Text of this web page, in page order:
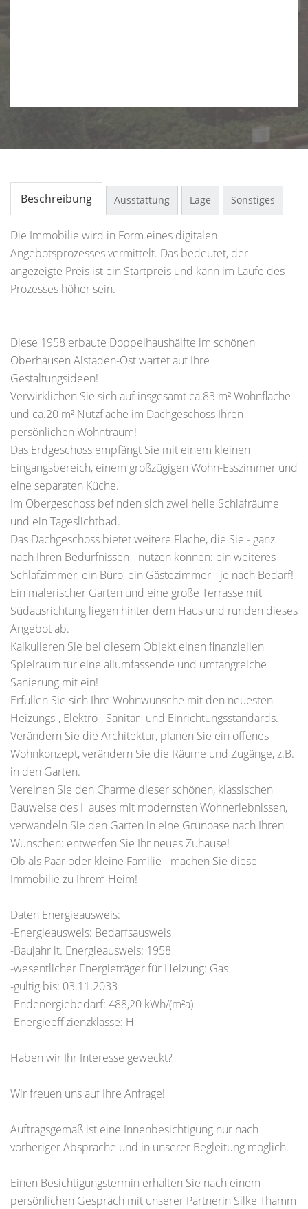
Beschreibung Ausstattung Lage Sonstiges
Die Immobilie wird in Form eines digitalen
Angebotsprozesses vermittelt. Das bedeutet, der
angezeigte Preis ist ein Startpreis und kann im Laufe des
Prozesses höher sein.
Diese 1958 erbaute Doppelhaushälfte im schönen
Oberhausen Alstaden-Ost wartet auf Ihre
Gestaltungsideen!
Verwirklichen Sie sich auf insgesamt ca.83 m² Wohnfläche
und ca.20 m² Nutzfläche im Dachgeschoss Ihren
persönlichen Wohntraum!
Das Erdgeschoss empfängt Sie mit einem kleinen
Eingangsbereich, einem großzügigen Wohn-Esszimmer und
eine separaten Küche.
Im Obergeschoss befinden sich zwei helle Schlafräume
und ein Tageslichtbad.
Das Dachgeschoss bietet weitere Fläche, die Sie - ganz
nach Ihren Bedürfnissen - nutzen können: ein weiteres
Schlafzimmer, ein Büro, ein Gästezimmer - je nach Bedarf!
Ein malerischer Garten und eine große Terrasse mit
Südausrichtung liegen hinter dem Haus und runden dieses
Angebot ab.
Kalkulieren Sie bei diesem Objekt einen finanziellen
Spielraum für eine allumfassende und umfangreiche
Sanierung mit ein!
Erfüllen Sie sich Ihre Wohnwünsche mit den neuesten
Heizungs-, Elektro-, Sanitär- und Einrichtungsstandards.
Verändern Sie die Architektur, planen Sie ein offenes
Wohnkonzept, verändern Sie die Räume und Zugänge, z.B.
in den Garten.
Vereinen Sie den Charme dieser schönen, klassischen
Bauweise des Hauses mit modernsten Wohnerlebnissen,
verwandeln Sie den Garten in eine Grünoase nach Ihren
Wünschen: entwerfen Sie Ihr neues Zuhause!
Ob als Paar oder kleine Familie - machen Sie diese
Immobilie zu Ihrem Heim!
Daten Energieausweis:
-Energieausweis: Bedarfsausweis
-Baujahr lt. Energieausweis: 1958
-wesentlicher Energieträger für Heizung: Gas
-gültig bis: 03.11.2033
-Endenergiebedarf: 488,20 kWh/(m²a)
-Energieeffizienzklasse: H
Haben wir Ihr Interesse geweckt?
Wir freuen uns auf Ihre Anfrage!
Auftragsgemäß ist eine Innenbesichtigung nur nach
vorheriger Absprache und in unserer Begleitung möglich.
Einen Besichtigungstermin erhalten Sie nach einem
persönlichen Gespräch mit unserer Partnerin Silke Thamm